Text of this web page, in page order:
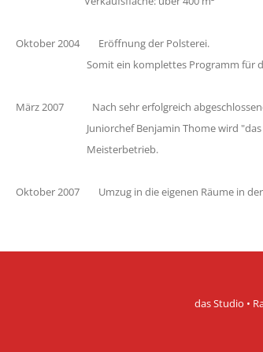
Oktober 2004 Eröffnung der Polsterei.
Somit ein komplettes Programm für die
März 2007 Nach sehr erfolgreich
Juniorchef Benjamin Thome wird "das
Meisterbetrieb.
Oktober 2007 Umzug in die eigenen Räume in der
das Studio •